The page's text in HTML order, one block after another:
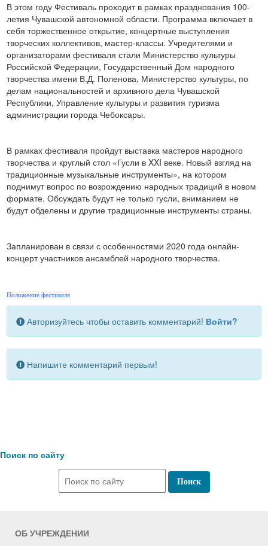
В этом году Фестиваль проходит в рамках празднования 100-
летия Чувашской автономной области. Программа включает в
себя торжественное открытие, концертные выступления
творческих коллективов, мастер-классы. Учредителями и
организаторами фестиваля стали Министерство культуры
Российской Федерации, Государственный Дом народного
творчества имени В.Д. Поленова, Министерство культуры, по
делам национальностей и архивного дела Чувашской
Республики, Управление культуры и развития туризма
администрации города Чебоксары.
В рамках фестиваля пройдут выставка мастеров народного
творчества и круглый стол «Гусли в XXI веке. Новый взгляд на
традиционные музыкальные инструменты», на котором
поднимут вопрос по возрождению народных традиций в новом
формате. Обсуждать будут не только гусли, вниманием не
будут обделены и другие традиционные инструменты страны.
Запланирован в связи с особенностями 2020 года онлайн-
концерт участников ансамблей народного творчества.
Положение фестиваля
Авторизуйтесь чтобы оставить комментарий! Войти?
Напишите комментарий первым!
Поиск по сайту
ОБ УЧРЕЖДЕНИИ